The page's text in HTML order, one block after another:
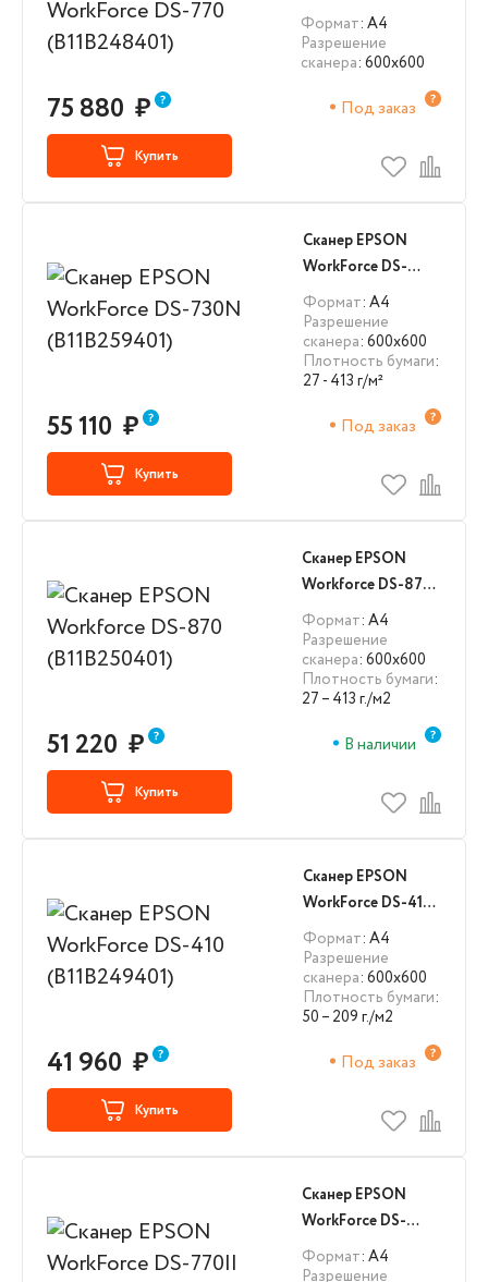
(B11B248401)
Формат: А4
Разрешение
сканера: 600x600
75 880 ₽ Под заказ
Купить
Сканер EPSON
WorkForce DS-
730N (B11B259401)
Формат: А4
Разрешение
сканера: 600x600
Плотность бумаги:
27 - 413 г/м²
55 110 ₽ Под заказ
Купить
Сканер EPSON
Workforce DS-870
(B11B250401)
Формат: А4
Разрешение
сканера: 600x600
Плотность бумаги:
27 – 413 г./м2
51 220 ₽ В наличии
Купить
Сканер EPSON
WorkForce DS-410
(B11B249401)
Формат: А4
Разрешение
сканера: 600x600
Плотность бумаги:
50 – 209 г./м2
41 960 ₽ Под заказ
Купить
Сканер EPSON
WorkForce DS-
770II (B11B262401)
Формат: А4
Разрешение